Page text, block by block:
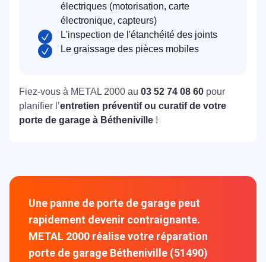
électriques (motorisation, carte
électronique, capteurs)
L'inspection de l'étanchéité des joints
Le graissage des pièces mobiles
Fiez-vous à METAL 2000 au 03 52 74 08 60 pour
planifier l’entretien préventif ou curatif de votre
porte de garage à Bétheniville !
Une panne de porte de garage peut
rapidement devenir contraignante.
METAL 2000 réalise votre réparation
porte de garage Bétheniville (51490)